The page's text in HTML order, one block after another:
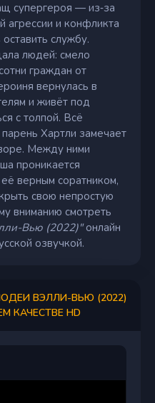
супергероя — из‑за
агрессии и конфликта
службу.
людей: смело
граждан от
вернулась в
и живёт под
с толпой. Всё
Хартли замечает
Между ними
проникается
верным соратником,
свою непростую
вниманию смотреть
Вью (2022)"онлайн
озвучкой.
ВЭЛЛИ-ВЬЮ (2022)
КАЧЕСТВЕ HD